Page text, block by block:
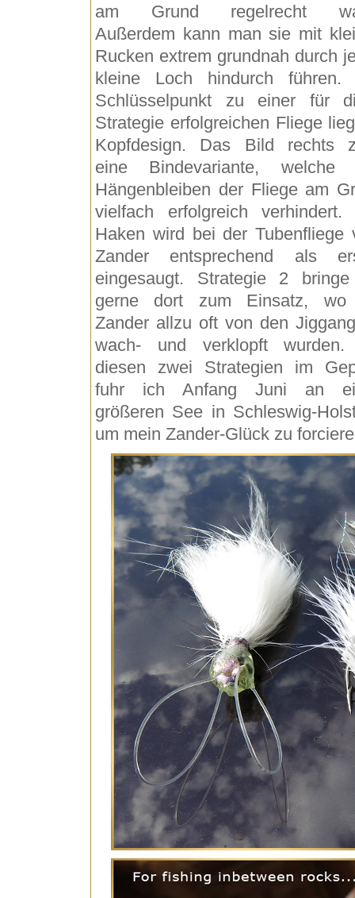
am Grund regelrecht
Außerdem kann man sie mit
Rucken extrem grundnah durch
kleine Loch hindurch führen.
Schlüsselpunkt zu einer für
Strategie erfolgreichen Fliege
Kopfdesign. Das Bild rechts
eine Bindevariante, welche
Hängenbleiben der Fliege am
vielfach erfolgreich verhindert.
Haken wird bei der Tubenfliege
Zander entsprechend als
eingesaugt. Strategie 2
gerne dort zum Einsatz, wo
Zander allzu oft von den
wach- und verklopft
diesen zwei Strategien im
fuhr ich Anfang Juni an
größeren See in Schleswig-
um mein Zander-Glück zu